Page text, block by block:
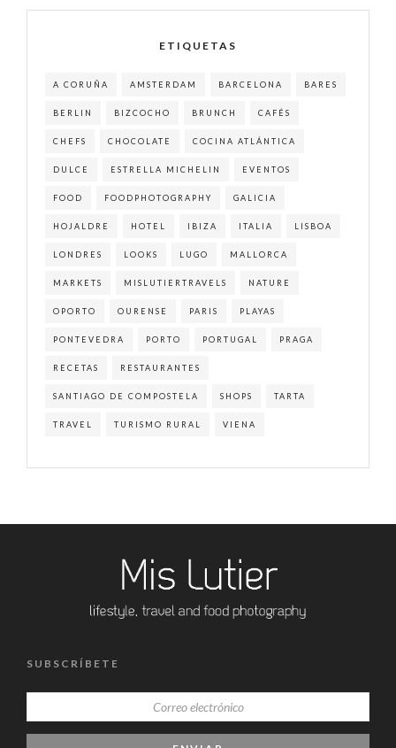
ETIQUETAS
A CORUÑA AMSTERDAM BARCELONA BARES
BERLIN BIZCOCHO BRUNCH CAFÉS
CHEFS CHOCOLATE COCINA ATLÁNTICA
DULCE ESTRELLA MICHELIN EVENTOS
FOOD FOODPHOTOGRAPHY GALICIA
HOJALDRE HOTEL IBIZA ITALIA LISBOA
LONDRES LOOKS LUGO MALLORCA
MARKETS MISLUTIERTRAVELS NATURE
OPORTO OURENSE PARIS PLAYAS
PONTEVEDRA PORTO PORTUGAL PRAGA
RECETAS RESTAURANTES
SANTIAGO DE COMPOSTELA SHOPS TARTA
TRAVEL TURISMO RURAL VIENA
SUBSCRÍBETE